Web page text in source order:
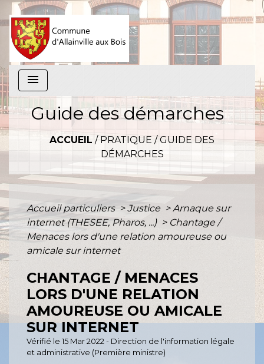
menu
Guide des démarches
ACCUEIL / PRATIQUE /GUIDE DES
DÉMARCHES
Accueil particuliers > Justice > Arnaque sur
internet (THESEE, Pharos, ...) > Chantage /
Menaces lors d'une relation amoureuse ou
amicale sur internet
CHANTAGE / MENACES
LORS D'UNE RELATION
AMOUREUSE OU AMICALE
SUR INTERNET
Vérifié le 15 Mar 2022 - Direction de l'information légale
et administrative (Première ministre)